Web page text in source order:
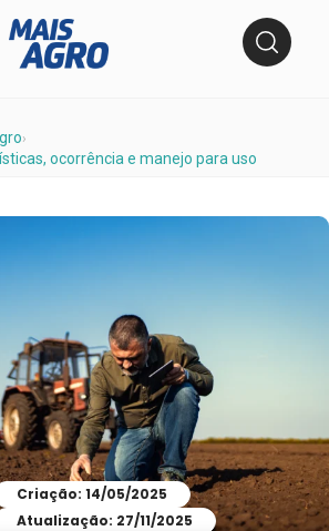
›
ocorrência e manejo para uso
Criação: 14/05/2025
Atualização: 27/11/2025